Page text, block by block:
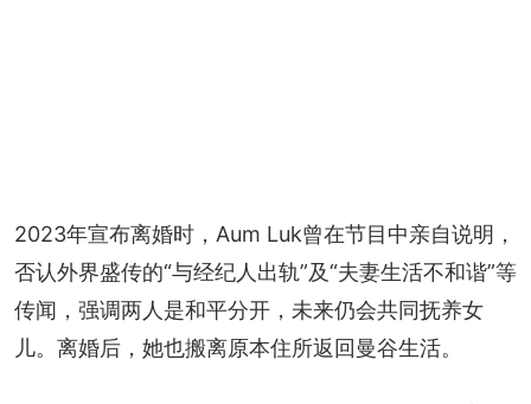
2023年宣布离婚时，Aum Luk曾在节目中亲自说明，
否认外界盛传的“与经纪人出轨”及“夫妻生活不和谐”等
传闻，强调两人是和平分开，未来仍会共同抚养女
儿。离婚后，她也搬离原本住所返回曼谷生活。